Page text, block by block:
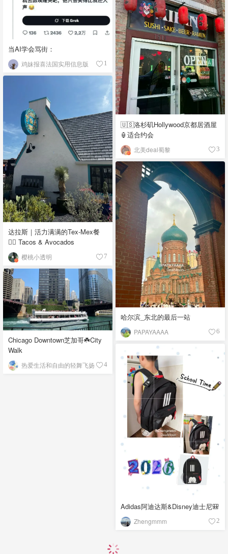
当AI学会骂街：
鸡妹报喜法国实用信息版 1
🇺🇸洛杉矶Hollywood京都居酒屋
🏮适合约会
北美deal蜀黎 3
达拉斯｜活力满满的Tex-Mex餐
👉🏼 Tacos & Avocados
樱桃小透明 7
哈尔滨_东北的最后一站
PAPAYAAAA 6
Chicago Downtown芝加哥☘️City
Walk
热爱生活和自由的轻舞飞扬 4
Adidas阿迪达斯&Disney迪士尼🎒
Zhengmmm 2